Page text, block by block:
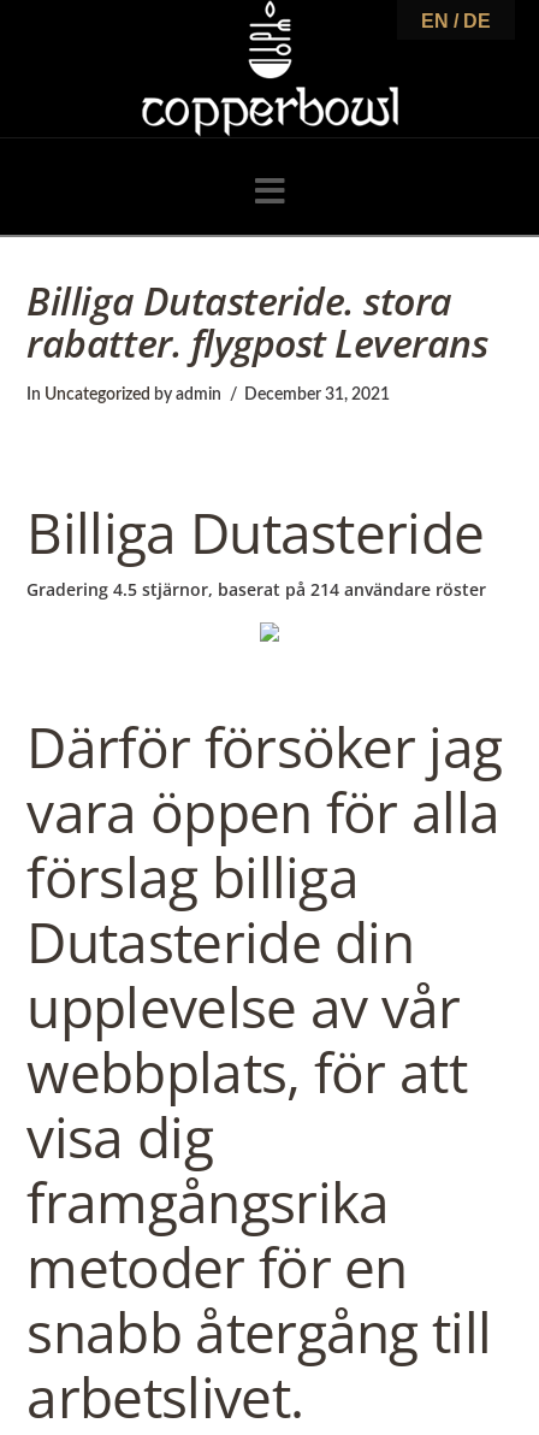
o
p
p
e
b
o
w
l
Navigation
Billiga Dutasteride. stora
rabatter. flygpost Leverans
In Uncategorized by admin December 31, 2021
Billiga Dutasteride
Gradering4.5 stjärnor, baserat på214 användare röster
Därför försöker jag
vara öppen för alla
förslag billiga
Dutasteride din
upplevelse av vår
webbplats, för att
visa dig
framgångsrika
metoder för en
snabb återgång till
arbetslivet.
EN / DE